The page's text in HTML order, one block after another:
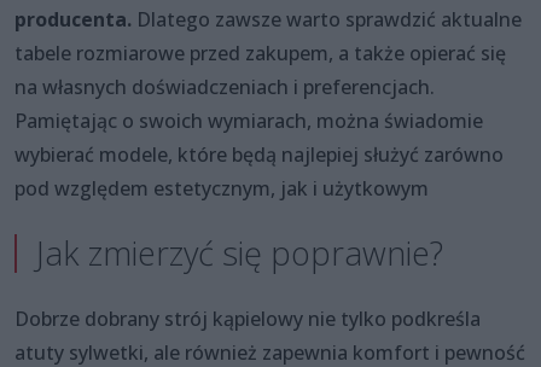
producenta. Dlatego zawsze warto sprawdzić aktualne
tabele rozmiarowe przed zakupem, a także opierać się
na własnych doświadczeniach i preferencjach.
Pamiętając o swoich wymiarach, można świadomie
wybierać modele, które będą najlepiej służyć zarówno
pod względem estetycznym, jak i użytkowym
Jak zmierzyć się poprawnie?
Dobrze dobrany strój kąpielowy nie tylko podkreśla
atuty sylwetki, ale również zapewnia komfort i pewność